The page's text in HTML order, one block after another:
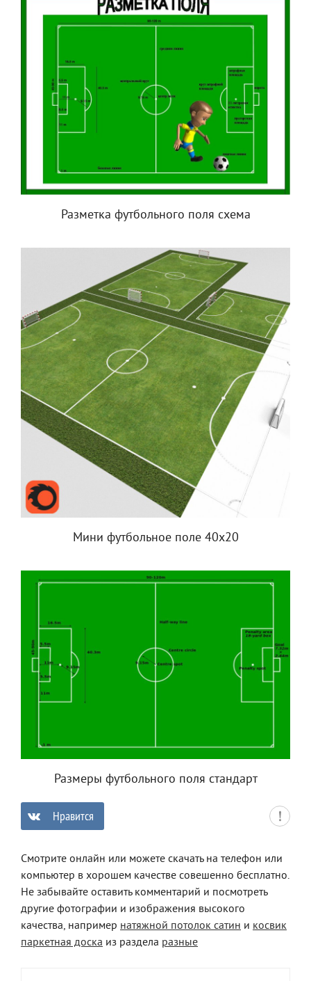
Разметка футбольного поля схема
Мини футбольное поле 40х20
Размеры футбольного поля стандарт
Нравится
Смотрите онлайн или можете скачать на телефон или
компьютер в хорошем качестве совешенно бесплатно.
Не забывайте оставить комментарий и посмотреть
другие фотографии и изображения высокого
качества, например натяжной потолок сатин и косвик
паркетная доска из раздела разные